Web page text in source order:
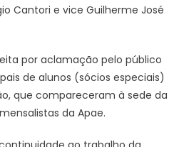
Cantori e vice Guilherme José
por aclamação pelo público
de alunos (sócios especiais)
que compareceram à sede da
da Apae.